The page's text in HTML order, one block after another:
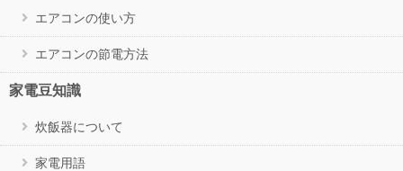
エアコンの使い方
エアコンの節電方法
家電豆知識
炊飯器について
家電用語